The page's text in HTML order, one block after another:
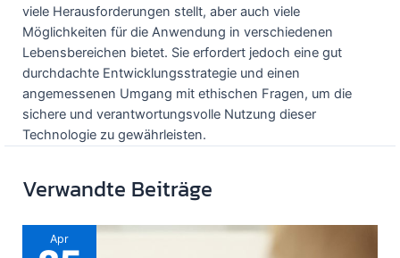
viele Herausforderungen stellt, aber auch viele
Möglichkeiten für die Anwendung in verschiedenen
Lebensbereichen bietet. Sie erfordert jedoch eine gut
durchdachte Entwicklungsstrategie und einen
angemessenen Umgang mit ethischen Fragen, um die
sichere und verantwortungsvolle Nutzung dieser
Technologie zu gewährleisten.
Verwandte Beiträge
Apr